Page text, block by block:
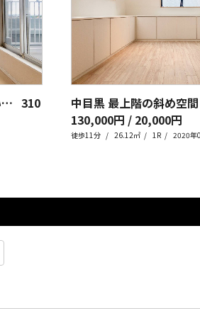
都立大学 普通がいちばん良いんです 310
中目黒 最上階の斜め空間
130,000円 / 20,000円
徒歩11分 26.12㎡ 1R 2020年